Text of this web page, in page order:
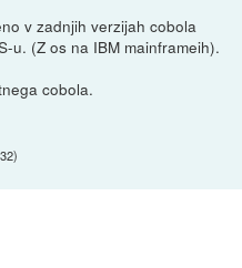
v zadnjih verzijah cobola
u. (Z os na IBM mainframeih).
cobola.
)